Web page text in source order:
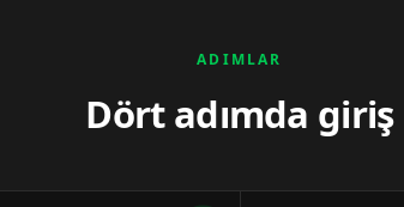
ADIMLAR
Dört adımda giriş